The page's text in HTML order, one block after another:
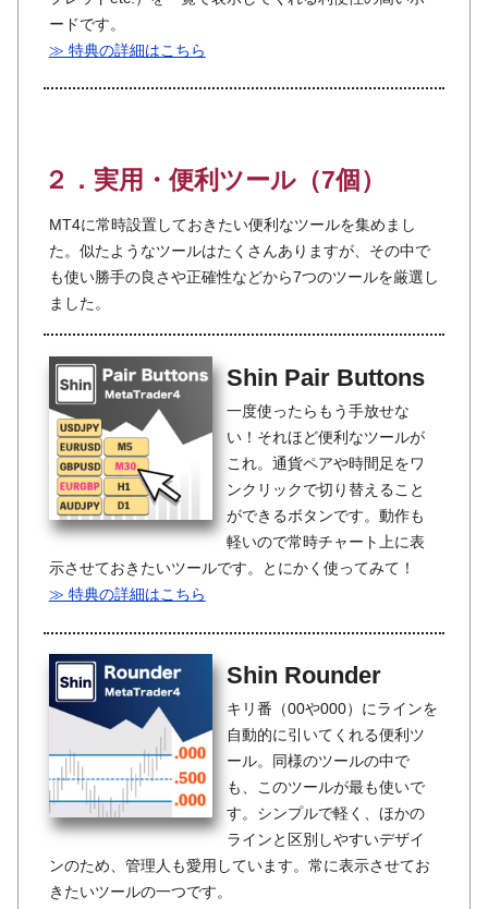
ードです。
≫ 特典の詳細はこちら
２．実用・便利ツール（7個）
MT4に常時設置しておきたい便利なツールを集めまし
た。似たようなツールはたくさんありますが、その中で
も使い勝手の良さや正確性などから7つのツールを厳選し
ました。
Shin Pair Buttons
一度使ったらもう手放せな
い！それほど便利なツールが
これ。通貨ペアや時間足をワ
ンクリックで切り替えること
ができるボタンです。動作も
軽いので常時チャート上に表
示させておきたいツールです。とにかく使ってみて！
≫ 特典の詳細はこちら
Shin Rounder
キリ番（00や000）にラインを
自動的に引いてくれる便利ツ
ール。同様のツールの中で
も、このツールが最も使いで
す。シンプルで軽く、ほかの
ラインと区別しやすいデザイ
ンのため、管理人も愛用しています。常に表示させてお
きたいツールの一つです。